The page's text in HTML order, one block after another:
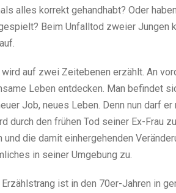
alles korrekt gehandhabt? Oder
Beim Unfalltod zweier Jungen
wird auf zwei Zeitebenen erzählt. An
Leben entdecken. Man befindet
Job, neues Leben. Denn nun darf
durch den frühen Tod seiner Ex-Frau
und die damit einhergehenden
in seiner Umgebung zu.
ist in den 70er-Jahren in